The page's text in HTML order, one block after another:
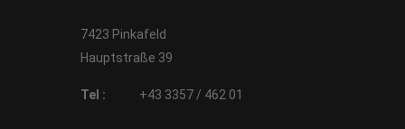
7423 Pinkafeld
Hauptstraße 39
Tel : +43 3357 / 462 01